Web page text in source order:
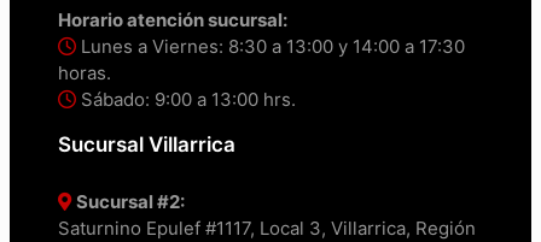
Horario atención sucursal:
Lunes a Viernes: 8:30 a 13:00 y 14:00 a 17:30
horas.
Sábado: 9:00 a 13:00 hrs.
Sucursal Villarrica
Sucursal #2:
Saturnino Epulef #1117, Local 3, Villarrica, Región